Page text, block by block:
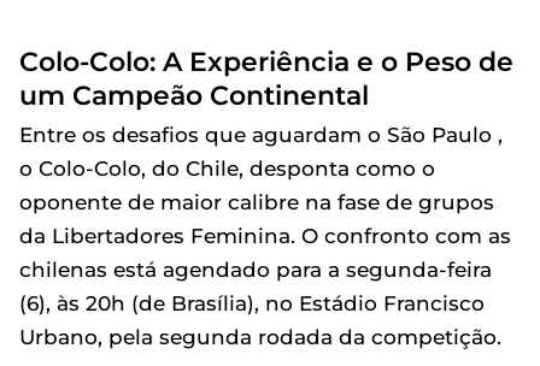
Colo-Colo: A Experiência e o Peso de
um Campeão Continental
Entre os desafios que aguardam o São Paulo ,
o Colo-Colo, do Chile, desponta como o
oponente de maior calibre na fase de grupos
da Libertadores Feminina. O confronto com as
chilenas está agendado para a segunda-feira
(6), às 20h (de Brasília), no Estádio Francisco
Urbano, pela segunda rodada da competição.